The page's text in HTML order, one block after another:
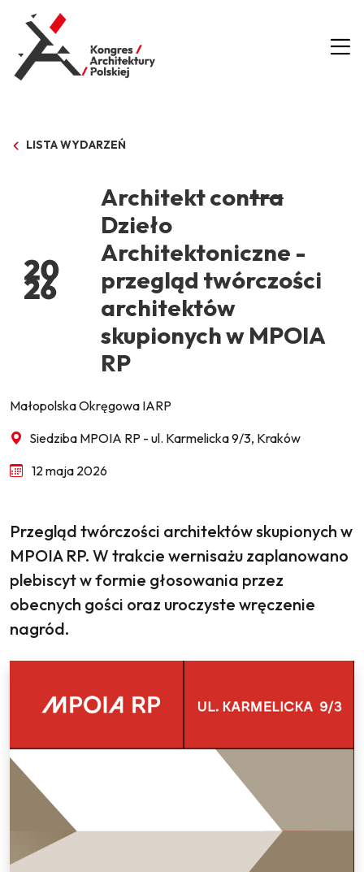
LISTA WYDARZEŃ
Architekt contra
Dzieło
Architektoniczne -
przegląd twórczości
architektów
skupionych w MPOIA
RP
Małopolska Okręgowa IARP
Siedziba MPOIA RP - ul. Karmelicka 9/3, Kraków
12 maja 2026
Przegląd twórczości architektów skupionych w
MPOIA RP. W trakcie wernisażu zaplanowano
plebiscyt w formie głosowania przez
obecnych gości oraz uroczyste wręczenie
nagród.